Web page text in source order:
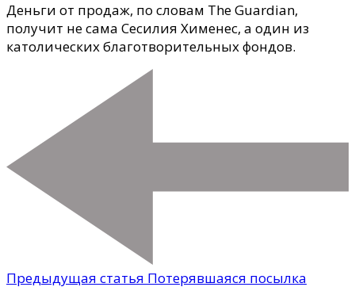
Деньги от продаж, по словам The Guardian,
получит не сама Сесилия Хименес, а один из
католических благотворительных фондов.
Предыдущая статья Потерявшаяся посылка